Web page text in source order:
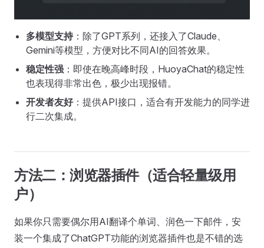
多模型支持：除了GPT系列，还接入了Claude、
Gemini等模型，方便对比不同AI的回答效果。
稳定性强 ：即使在晚高峰时段，HuoyaChat的稳定性
也表现得非常出色，极少出现报错。
开发者友好：提供API接口，适合有开发能力的同学进
行二次集成。
方法二：浏览器插件（适合轻量级用
户）
如果你只需要偶尔用AI翻译个单词、润色一下邮件，安
装一个集成了ChatGPT功能的浏览器插件也是不错的选